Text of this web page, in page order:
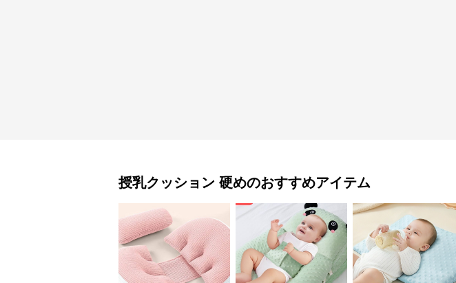
授乳クッション 硬めのおすすめアイテム